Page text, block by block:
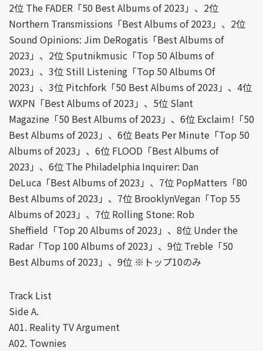
2位 The FADER「50 Best Albums of 2023」、2位
Northern Transmissions「Best Albums of 2023」、2位
Sound Opinions: Jim DeRogatis「Best Albums of
2023」、2位 Sputnikmusic「Top 50 Albums of
2023」、3位 Still Listening「Top 50 Albums Of
2023」、3位 Pitchfork「50 Best Albums of 2023」、4位
WXPN「Best Albums of 2023」、5位 Slant
Magazine「50 Best Albums of 2023」、6位 Exclaim!「50
Best Albums of 2023」、6位 Beats Per Minute「Top 50
Albums of 2023」、6位 FLOOD「Best Albums of
2023」、6位 The Philadelphia Inquirer: Dan
DeLuca「Best Albums of 2023」、7位 PopMatters「80
Best Albums of 2023」、7位 BrooklynVegan「Top 55
Albums of 2023」、7位 Rolling Stone: Rob
Sheffield「Top 20 Albums of 2023」、8位 Under the
Radar「Top 100 Albums of 2023」、9位 Treble「50
Best Albums of 2023」、9位 ※トップ10のみ
Track List
Side A.
A01. Reality TV Argument
A02. Townies